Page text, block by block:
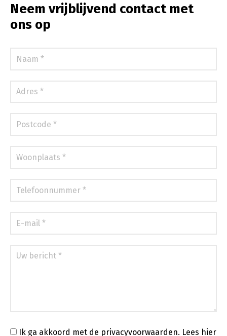
Neem vrijblijvend contact met
ons op
Ik ga akkoord met de privacyvoorwaarden. Lees hier